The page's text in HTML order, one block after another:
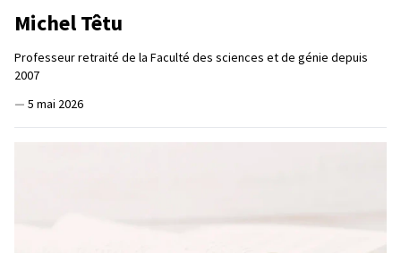
Michel Têtu
Professeur retraité de la Faculté des sciences et de génie depuis
2007
— 5 mai 2026